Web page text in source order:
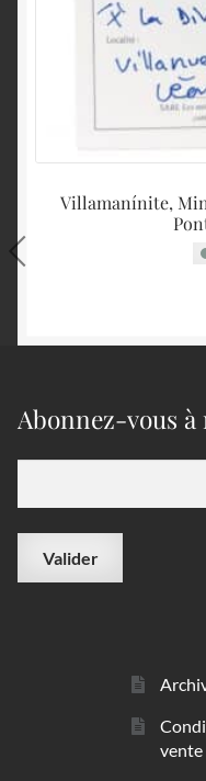
Villamanínite,
Abonnez-vous
vente